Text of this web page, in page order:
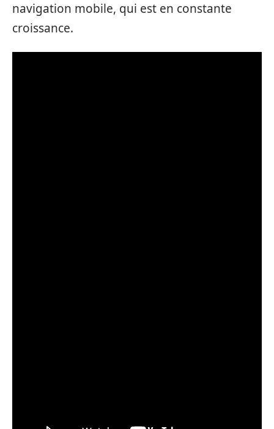
navigation mobile, qui est en constante
croissance.